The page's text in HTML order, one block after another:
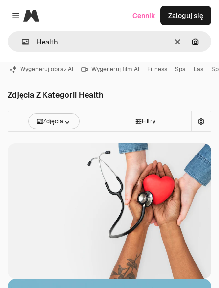
Close menu
Magnific
WyczyśćSzukaj
Cennik Zaloguj się
Wygeneruj obraz AI Wygeneruj film AI Fitness Spa Las
Zdjęcia Z Kategorii Health
Zdjęcia Filtry